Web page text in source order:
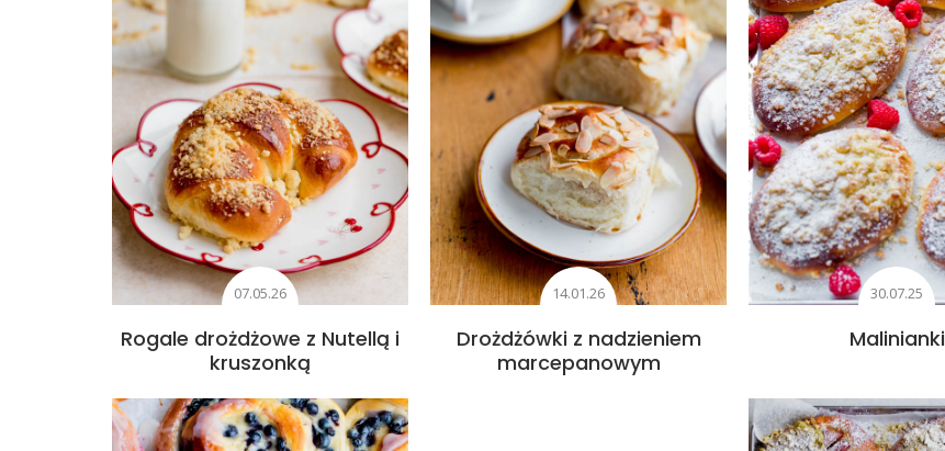
07.05.26
Rogale drożdżowe z Nutellą i
kruszonką
14.01.26
Drożdżówki z nadzieniem
marcepanowym
30.07.25
Malinianki